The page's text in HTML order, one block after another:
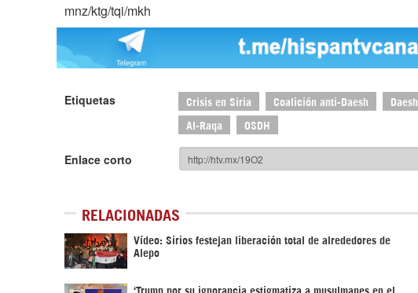
mnz/ktg/tqi/mkh
Etiquetas Crisis en Siria Coalición anti-Daesh Daesh
Al-Raqa OSDH
Enlace corto
RELACIONADAS
Vídeo: Sirios festejan liberación total de alrededores de
Alepo
‘Trump por su ignorancia estigmatiza a musulmanes en el